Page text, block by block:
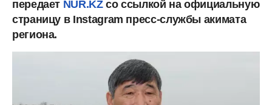
передает NUR.KZсо ссылкой на официальную
страницу в Instagram пресс-службы акимата
региона.